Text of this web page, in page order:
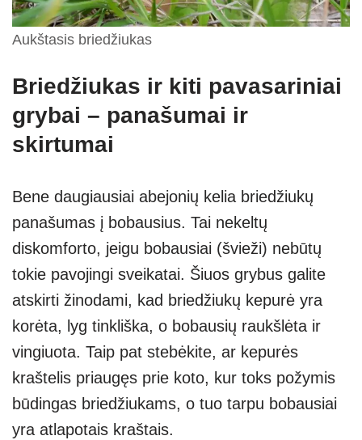
Aukštasis briedžiukas
Briedžiukas ir kiti pavasariniai
grybai – panašumai ir
skirtumai
Bene daugiausiai abejonių kelia briedžiukų
panašumas į bobausius. Tai nekeltų
diskomforto, jeigu bobausiai (švieži) nebūtų
tokie pavojingi sveikatai. Šiuos grybus galite
atskirti žinodami, kad briedžiukų kepurė yra
korėta, lyg tinkliška, o bobausių raukšlėta ir
vingiuota. Taip pat stebėkite, ar kepurės
kraštelis priaugęs prie koto, kur toks požymis
būdingas briedžiukams, o tuo tarpu bobausiai
yra atlapotais kraštais.